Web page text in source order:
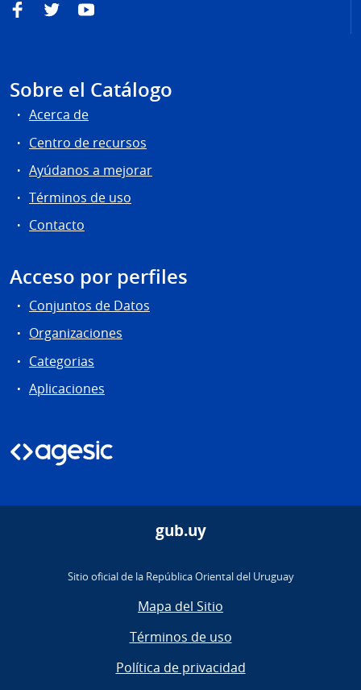
FacebookTwitterYouTube
Sobre el Catálogo
Acerca de
Centro de recursos
Ayúdanos a mejorar
Términos de uso
Contacto
Acceso por perfiles
Conjuntos de Datos
Organizaciones
Categorias
Aplicaciones
gub.uy
Sitio oficial de la República Oriental del Uruguay
Mapa del Sitio
Términos de uso
Política de privacidad